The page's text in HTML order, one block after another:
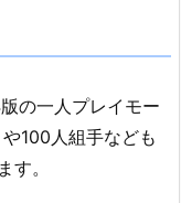
の一人プレイモー
100人組手なども
す。